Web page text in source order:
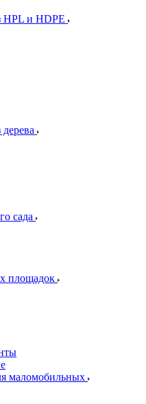
HPL и HDPE
сада
площадок
маломобильных